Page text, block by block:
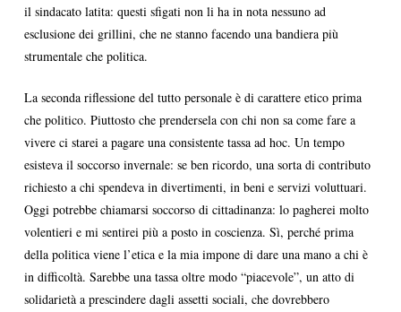
il sindacato latita: questi sfigati non li ha in nota nessuno ad
esclusione dei grillini, che ne stanno facendo una bandiera più
strumentale che politica.
La seconda riflessione del tutto personale è di carattere etico prima
che politico. Piuttosto che prendersela con chi non sa come fare a
vivere ci starei a pagare una consistente tassa ad hoc. Un tempo
esisteva il soccorso invernale: se ben ricordo, una sorta di contributo
richiesto a chi spendeva in divertimenti, in beni e servizi voluttuari.
Oggi potrebbe chiamarsi soccorso di cittadinanza: lo pagherei molto
volentieri e mi sentirei più a posto in coscienza. Sì, perché prima
della politica viene l’etica e la mia impone di dare una mano a chi è
in difficoltà. Sarebbe una tassa oltre modo “piacevole”, un atto di
solidarietà a prescindere dagli assetti sociali, che dovrebbero